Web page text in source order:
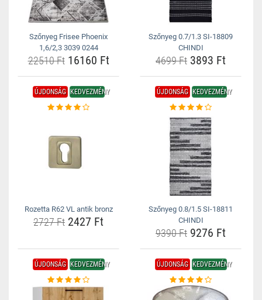
Szőnyeg Frisee Phoenix
1,6/2,3 3039 0244
22510 Ft16160 Ft
Szőnyeg 0.7/1.3 SI-18809
CHINDI
4699 Ft 3893 Ft
ÚJDONSÁG KEDVEZMÉNY
Rozetta R62 VL antik bronz
2727 Ft 2427 Ft
ÚJDONSÁG KEDVEZMÉNY
Szőnyeg 0.8/1.5 SI-18811
CHINDI
9390 Ft 9276 Ft
ÚJDONSÁG KEDVEZMÉNY ÚJDONSÁG KEDVEZMÉNY